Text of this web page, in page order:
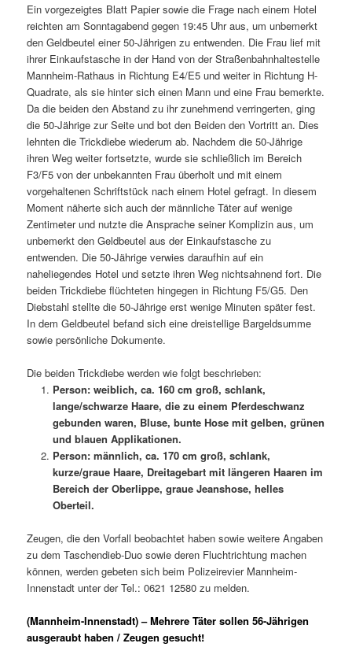
Ein vorgezeigtes Blatt Papier sowie die Frage nach einem Hotel
reichten am Sonntagabend gegen 19:45 Uhr aus, um unbemerkt
den Geldbeutel einer 50-Jährigen zu entwenden. Die Frau lief mit
ihrer Einkaufstasche in der Hand von der Straßenbahnhaltestelle
Mannheim-Rathaus in Richtung E4/E5 und weiter in Richtung H-
Quadrate, als sie hinter sich einen Mann und eine Frau bemerkte.
Da die beiden den Abstand zu ihr zunehmend verringerten, ging
die 50-Jährige zur Seite und bot den Beiden den Vortritt an. Dies
lehnten die Trickdiebe wiederum ab. Nachdem die 50-Jährige
ihren Weg weiter fortsetzte, wurde sie schließlich im Bereich
F3/F5 von der unbekannten Frau überholt und mit einem
vorgehaltenen Schriftstück nach einem Hotel gefragt. In diesem
Moment näherte sich auch der männliche Täter auf wenige
Zentimeter und nutzte die Ansprache seiner Komplizin aus, um
unbemerkt den Geldbeutel aus der Einkaufstasche zu
entwenden. Die 50-Jährige verwies daraufhin auf ein
naheliegendes Hotel und setzte ihren Weg nichtsahnend fort. Die
beiden Trickdiebe flüchteten hingegen in Richtung F5/G5. Den
Diebstahl stellte die 50-Jährige erst wenige Minuten später fest.
In dem Geldbeutel befand sich eine dreistellige Bargeldsumme
sowie persönliche Dokumente.
Die beiden Trickdiebe werden wie folgt beschrieben:
Person: weiblich, ca. 160 cm groß, schlank,
lange/schwarze Haare, die zu einem Pferdeschwanz
gebunden waren, Bluse, bunte Hose mit gelben, grünen
und blauen Applikationen.
Person: männlich, ca. 170 cm groß, schlank,
kurze/graue Haare, Dreitagebart mit längeren Haaren im
Bereich der Oberlippe, graue Jeanshose, helles
Oberteil.
Zeugen, die den Vorfall beobachtet haben sowie weitere Angaben
zu dem Taschendieb-Duo sowie deren Fluchtrichtung machen
können, werden gebeten sich beim Polizeirevier Mannheim-
Innenstadt unter der Tel.: 0621 12580 zu melden.
(Mannheim-Innenstadt) – Mehrere Täter sollen 56-Jährigen
ausgeraubt haben / Zeugen gesucht!